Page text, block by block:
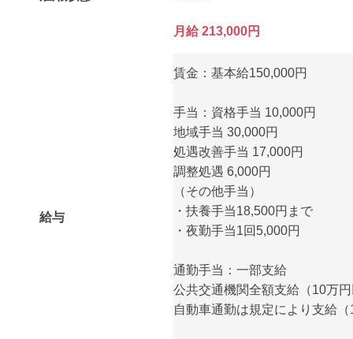
給与
月給 213,000円
賃金：基本給150,000円
手当：資格手当 10,000円
地域手当 30,000円
処遇改善手当 17,000円
調整処遇 6,000円
（その他手当）
・扶養手当18,500円まで
・夜勤手当1回5,000円
通勤手当：一部支給
公共交通機関全額支給（10万
自動車通勤は規定により支給